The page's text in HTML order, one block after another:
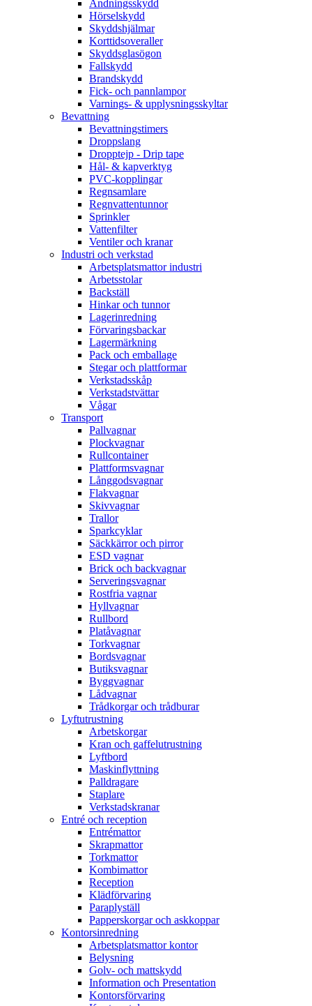
Andningsskydd
Hörselskydd
Skyddshjälmar
Korttidsoveraller
Skyddsglasögon
Fallskydd
Brandskydd
Fick- och pannlampor
Varnings- & upplysningsskyltar
Bevattning
Bevattningstimers
Droppslang
Dropptejp - Drip tape
Hål- & kapverktyg
PVC-kopplingar
Regnsamlare
Regnvattentunnor
Sprinkler
Vattenfilter
Ventiler och kranar
Industri och verkstad
Arbetsplatsmattor industri
Arbetsstolar
Backställ
Hinkar och tunnor
Lagerinredning
Förvaringsbackar
Lagermärkning
Pack och emballage
Stegar och plattformar
Verkstadsskåp
Verkstadstvättar
Vågar
Transport
Pallvagnar
Plockvagnar
Rullcontainer
Plattformsvagnar
Långgodsvagnar
Flakvagnar
Skivvagnar
Trallor
Sparkcyklar
Säckkärror och pirror
ESD vagnar
Brick och backvagnar
Serveringsvagnar
Rostfria vagnar
Hyllvagnar
Rullbord
Platåvagnar
Torkvagnar
Bordsvagnar
Butiksvagnar
Byggvagnar
Lådvagnar
Trådkorgar och trådburar
Lyftutrustning
Arbetskorgar
Kran och gaffelutrustning
Lyftbord
Maskinflyttning
Palldragare
Staplare
Verkstadskranar
Entré och reception
Entrémattor
Skrapmattor
Torkmattor
Kombimattor
Reception
Klädförvaring
Paraplyställ
Papperskorgar och askkoppar
Kontorsinredning
Arbetsplatsmattor kontor
Belysning
Golv- och mattskydd
Information och Presentation
Kontorsförvaring